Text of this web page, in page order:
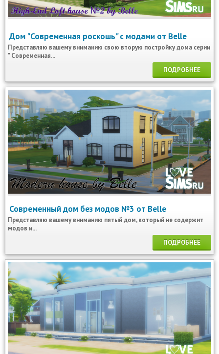
Дом "Современная роскошь" с модами от Belle
Представляю вашему вниманию свою вторую постройку дома серии
" Современная...
ПОДРОБНЕЕ
Современный дом без модов №3 от Belle
Представляю вашему вниманию пятый дом, который не содержит
модов и...
ПОДРОБНЕЕ